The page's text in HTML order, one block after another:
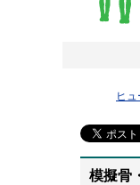
ヒ
模擬骨